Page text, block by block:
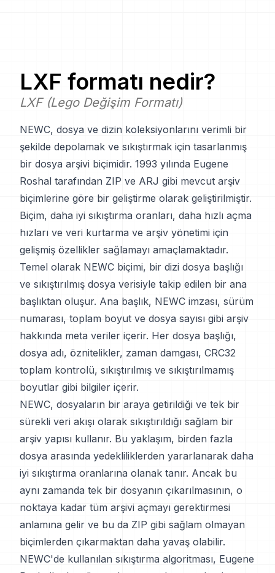
LXF formatı nedir?
LXF (Lego Değişim Formatı)
NEWC, dosya ve dizin koleksiyonlarını verimli bir
şekilde depolamak ve sıkıştırmak için tasarlanmış
bir dosya arşivi biçimidir. 1993 yılında Eugene
Roshal tarafından ZIP ve ARJ gibi mevcut arşiv
biçimlerine göre bir geliştirme olarak geliştirilmiştir.
Biçim, daha iyi sıkıştırma oranları, daha hızlı açma
hızları ve veri kurtarma ve arşiv yönetimi için
gelişmiş özellikler sağlamayı amaçlamaktadır.
Temel olarak NEWC biçimi, bir dizi dosya başlığı
ve sıkıştırılmış dosya verisiyle takip edilen bir ana
başlıktan oluşur. Ana başlık, NEWC imzası, sürüm
numarası, toplam boyut ve dosya sayısı gibi arşiv
hakkında meta veriler içerir. Her dosya başlığı,
dosya adı, öznitelikler, zaman damgası, CRC32
toplam kontrolü, sıkıştırılmış ve sıkıştırılmamış
boyutlar gibi bilgiler içerir.
NEWC, dosyaların bir araya getirildiği ve tek bir
sürekli veri akışı olarak sıkıştırıldığı sağlam bir
arşiv yapısı kullanır. Bu yaklaşım, birden fazla
dosya arasında yedekliliklerden yararlanarak daha
iyi sıkıştırma oranlarına olanak tanır. Ancak bu
aynı zamanda tek bir dosyanın çıkarılmasının, o
noktaya kadar tüm arşivi açmayı gerektirmesi
anlamına gelir ve bu da ZIP gibi sağlam olmayan
biçimlerden çıkarmaktan daha yavaş olabilir.
NEWC'de kullanılan sıkıştırma algoritması, Eugene